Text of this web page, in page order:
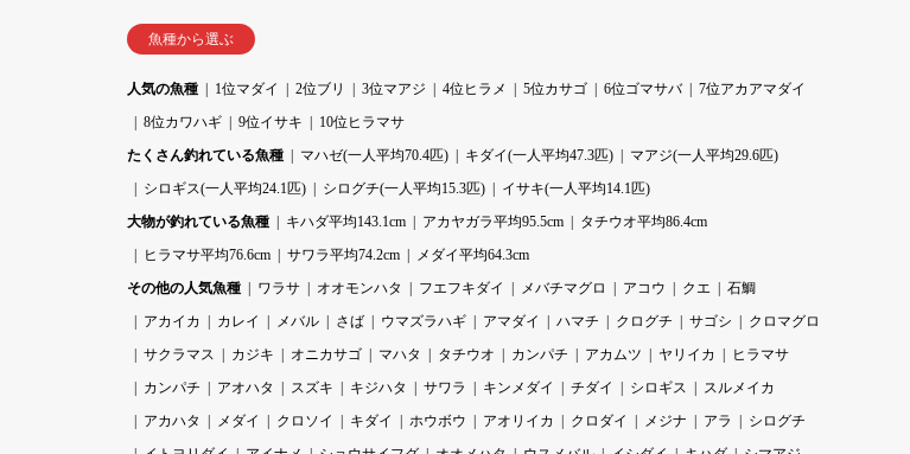
魚種から選ぶ
人気の魚種 1位マダイ 2位ブリ 3位マアジ 4位ヒラメ 5位カサゴ 6位ゴマサバ
7位アカアマダイ
8位カワハギ
9位イサキ
10位ヒラマサ
たくさん釣れている魚種
マハゼ(一人平均70.4匹) キダイ(一人平均47.3匹)
マアジ(一人平均29.6匹)
シロギス(一人平均24.1匹)
シログチ(一人平均15.3匹)
イサキ(一人平均14.1匹)
大物が釣れている魚種
キハダ平均143.1cm アカヤガラ平均95.5cm
タチウオ平均86.4cm
ヒラマサ平均76.6cm
サワラ平均74.2cm
メダイ平均64.3cm
その他の人気魚種
ワラサ オオモンハタ フエフキダイ メバチマグロ アコウ クエ
石鯛
アカイカ
カレイ メバル さば ウマズラハギ アマダイ ハマチ クログチ サゴシ
クロマグロ
サクラマス
カジキ オニカサゴ マハタ タチウオ カンパチ アカムツ ヤリイカ
ヒラマサ
カンパチ
アオハタ スズキ キジハタ サワラ キンメダイ チダイ シロギス
スルメイカ
アカハタ
メダイ クロソイ キダイ ホウボウ アオリイカ クロダイ メジナ アラ
シログチ